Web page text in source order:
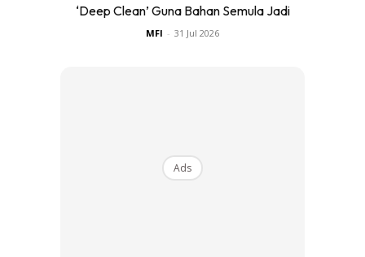
‘Deep Clean’ Guna Bahan Semula Jadi
MFI - 31 Jul 2026
Ads